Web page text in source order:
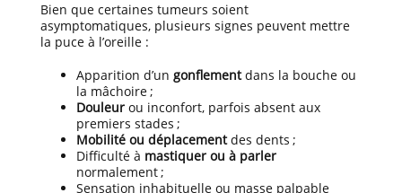
Bien que certaines tumeurs soient
asymptomatiques, plusieurs signes peuvent mettre
la puce à l’oreille :
Apparition d’un gonflementdans la bouche ou
la mâchoire ;
Douleur ou inconfort, parfois absent aux
premiers stades ;
Mobilité ou déplacementdes dents ;
Difficulté à mastiquer ou à parler
normalement ;
Sensation inhabituelle ou masse palpable